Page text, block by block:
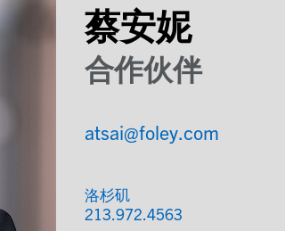
蔡安妮
合作伙伴
atsai@foley.com
洛杉矶
213.972.4563